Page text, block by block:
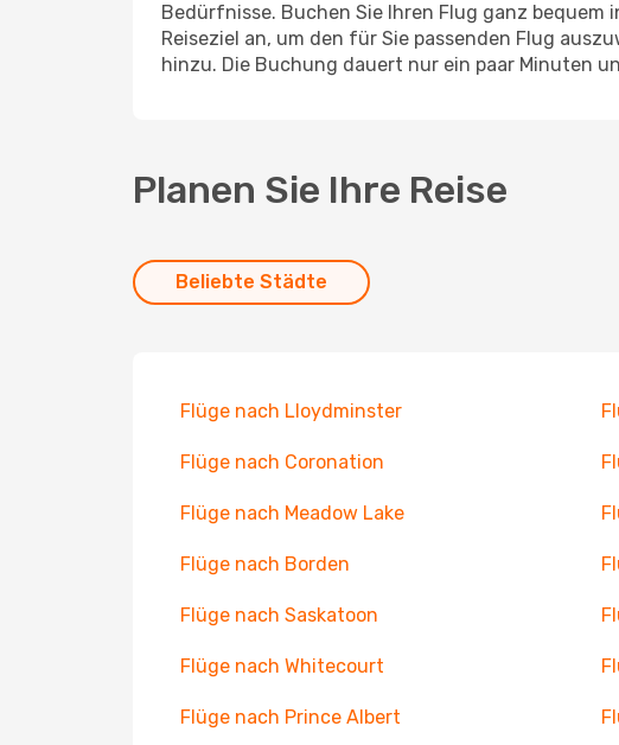
Bedürfnisse. Buchen Sie Ihren Flug ganz
Reiseziel an, um den für Sie passenden Flug
hinzu. Die Buchung dauert nur ein paar Minuten
Planen Sie Ihre Reise
Beliebte Städte
Flüge nach Lloydminster
Flüge nach Coronation
Flüge nach Meadow Lake
Flüge nach Borden
Flüge nach Saskatoon
Flüge nach Whitecourt
Flüge nach Prince Albert